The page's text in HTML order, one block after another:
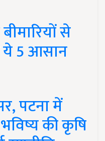
से
5 आसान
पटना में
की कृषि